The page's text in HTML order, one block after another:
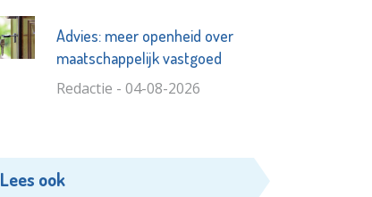
Advies: meer openheid over
maatschappelijk vastgoed
Redactie - 04-08-2026
Lees ook